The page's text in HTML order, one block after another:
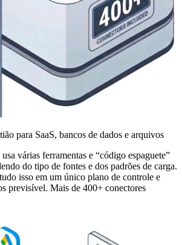
para SaaS, bancos de dados e arquivos
várias ferramentas e “código espaguete”
do tipo de fontes e dos padrões de carga.
isso em um único plano de controle e
previsível. Mais de 400+ conectores